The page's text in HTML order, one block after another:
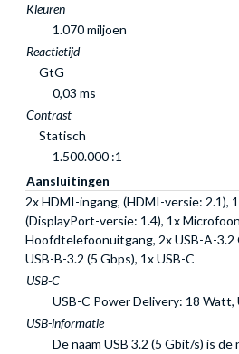
Kleuren
1.070 miljoen
Reactietijd
GtG
0,03 ms
Contrast
Statisch
1.500.000 :1
Aansluitingen
2x HDMI-ingang, (HDMI-versie: 2.1),
(DisplayPort-versie: 1.4), 1x
Hoofdtelefoonuitgang, 2x USB-A-3.2
USB-B-3.2 (5 Gbps), 1x USB-C
USB-C
USB-C Power Delivery: 18 Watt,
USB-informatie
De naam USB 3.2 (5 Gbit/s) is